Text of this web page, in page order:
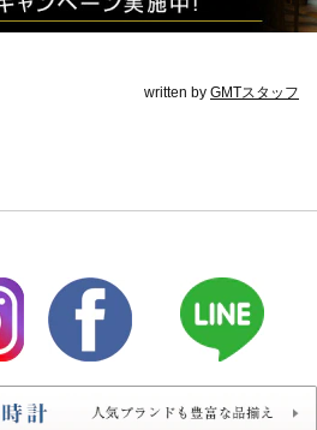
written by GMTスタッフ